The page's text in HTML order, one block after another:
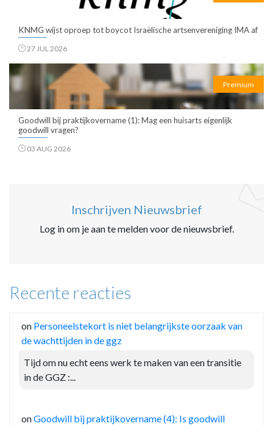
KNMG wijst oproep tot boycot Israëlische artsenvereniging IMA af
27 JUL 2026
Premium
Goodwill bij praktijkovername (1): Mag een huisarts eigenlijk
goodwill vragen?
03 AUG 2026
Inschrijven Nieuwsbrief
Log in om je aan te melden voor de nieuwsbrief.
Recente reacties
on Personeelstekort is niet belangrijkste oorzaak van
de wachttijden in de ggz
Tijd om nu echt eens werk te maken van een transitie
in de GGZ :...
onGoodwill bij praktijkovername (4): Is goodwill